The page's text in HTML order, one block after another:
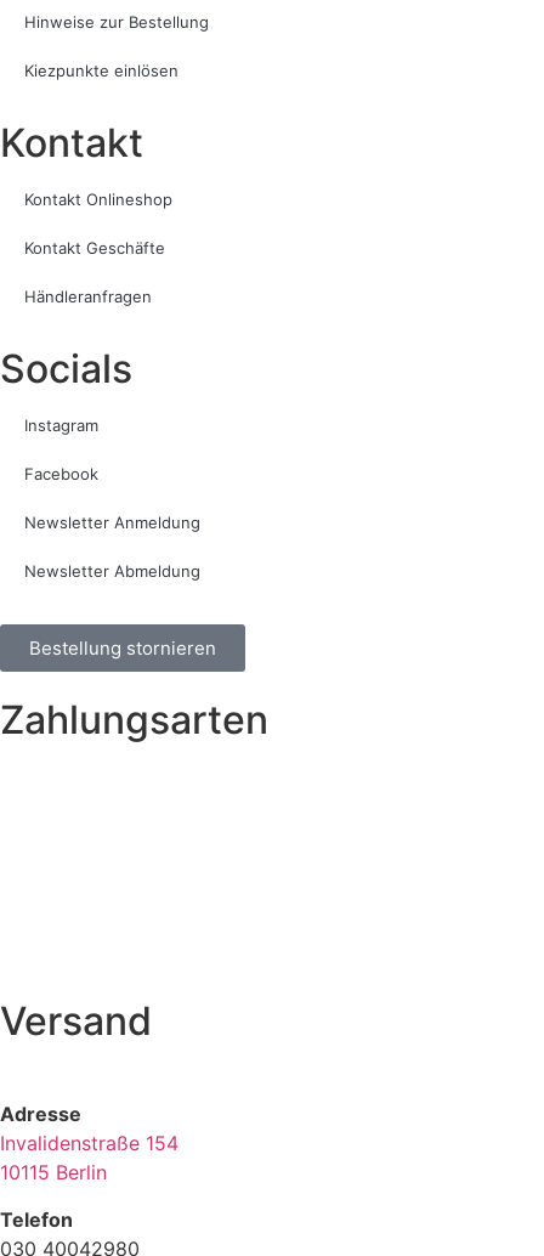
Hinweise zur Bestellung
Kiezpunkte einlösen
Kontakt​
Kontakt Onlineshop
Kontakt Geschäfte
Händleranfragen
Socials
Instagram
Facebook
Newsletter Anmeldung
Newsletter Abmeldung
Bestellung stornieren
Zahlungsarten
Versand
Adresse
Invalidenstraße 154
10115 Berlin
Telefon
030 40042980